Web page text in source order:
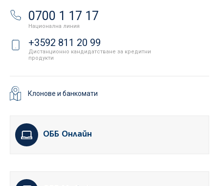
0700 1 17 17
Национална линия
+3592 811 20 99
Дистанционно кандидатстване за кредитни
продукти
Клонове и банкомати
ОББ Онлайн